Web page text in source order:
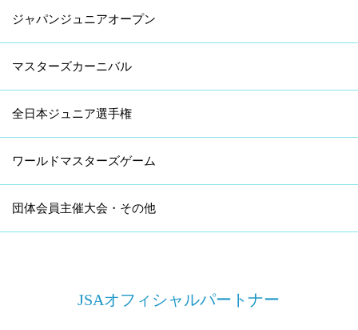
ジャパンジュニアオープン
マスターズカーニバル
全日本ジュニア選手権
ワールドマスターズゲーム
団体会員主催大会・その他
JSAオフィシャルパートナー